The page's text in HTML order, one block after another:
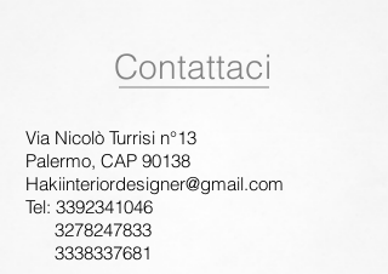
Contattaci
Via Nicolò Turrisi n°13
Palermo, CAP 90138
Hakiinteriordesigner@gmail.com
Tel: 3392341046
3278247833
3338337681